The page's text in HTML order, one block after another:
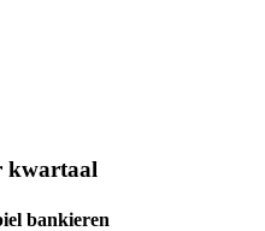
kwartaal
bankieren